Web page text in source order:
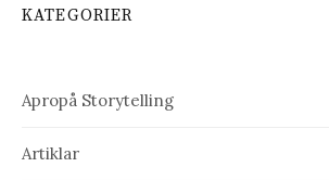
KATEGORIER
Apropå Storytelling
Artiklar